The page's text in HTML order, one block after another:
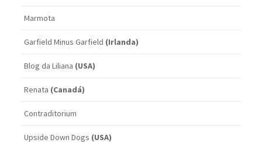
Marmota
Garfield Minus Garfield (Irlanda)
Blog da Liliana (USA)
Renata (Canadá)
Contraditorium
Upside Down Dogs (USA)